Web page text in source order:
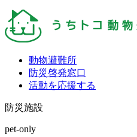
動物避難所
防災啓発窓口
活動を応援する
防災施設
pet-only